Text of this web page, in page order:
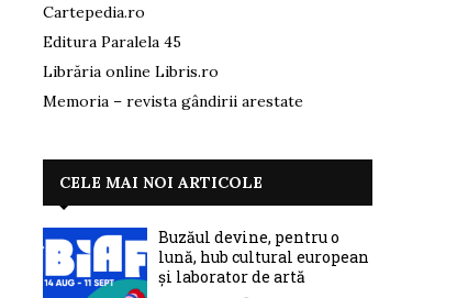
Cartepedia.ro
Editura Paralela 45
Librăria online Libris.ro
Memoria – revista gândirii arestate
CELE MAI NOI ARTICOLE
Buzăul devine, pentru o
lună, hub cultural european
și laborator de artă